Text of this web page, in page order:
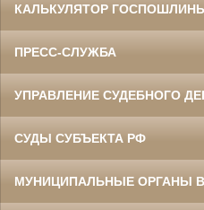
КАЛЬКУЛЯТОР
ПРЕСС-СЛУЖБА
УПРАВЛЕНИЕ СУДЕБНОГО
СУДЫ СУБЪЕКТА РФ
МУНИЦИПАЛЬНЫЕ ОРГАНЫ